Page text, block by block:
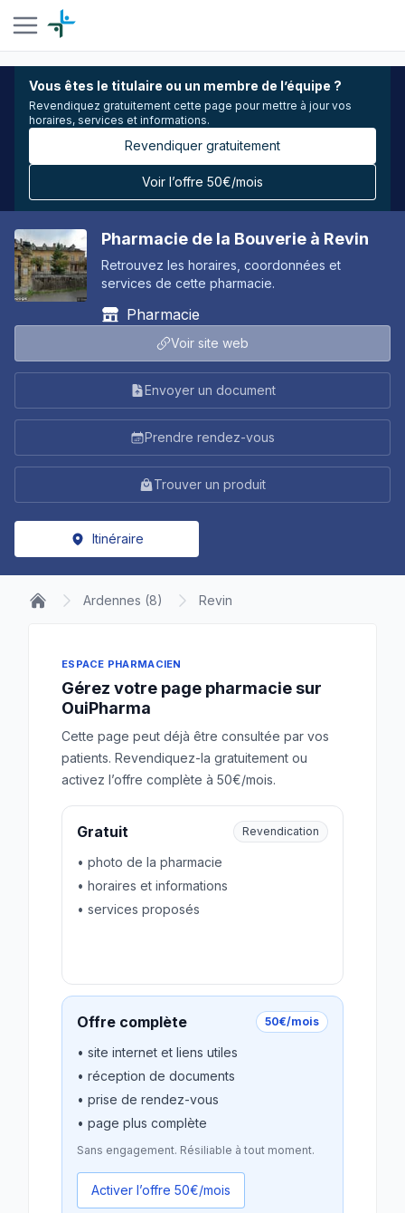
Vous êtes le titulaire ou un membre de l’équipe ?
Revendiquez gratuitement cette page pour mettre à jour vos
horaires, services et informations.
Revendiquer gratuitement
Voir l’offre 50€/mois
Pharmacie de la Bouverie à Revin
Retrouvez les horaires, coordonnées et
services de cette pharmacie.
Pharmacie
Voir site web
Envoyer un document
Prendre rendez-vous
Trouver un produit
Itinéraire
Ardennes (8) Revin
ESPACE PHARMACIEN
Gérez votre page pharmacie sur
OuiPharma
Cette page peut déjà être consultée par vos
patients. Revendiquez-la gratuitement ou
activez l’offre complète à 50€/mois.
Gratuit Revendication
• photo de la pharmacie
• horaires et informations
• services proposés
Offre complète 50€/mois
• site internet et liens utiles
• réception de documents
• prise de rendez-vous
• page plus complète
Sans engagement. Résiliable à tout moment.
Activer l’offre 50€/mois